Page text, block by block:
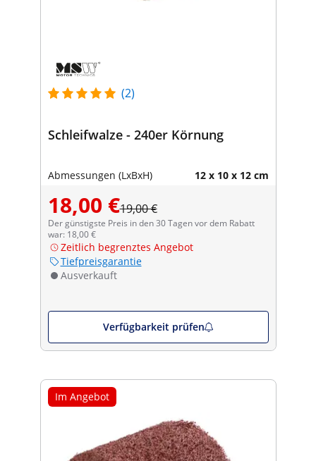
(2)
Schleifwalze - 240er Körnung
Abmessungen (LxBxH) 12 x 10 x 12 cm
18,00 €19,00 €
Der günstigste Preis in den 30 Tagen vor dem Rabatt
war: 18,00 €
Zeitlich begrenztes Angebot
Tiefpreisgarantie
Ausverkauft
Verfügbarkeit prüfen
Im Angebot